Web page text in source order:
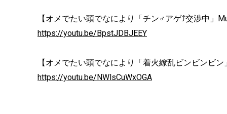
【オメでたい頭でなにより「チン♂アゲ⤴交渉中」
https://youtu.be/BpstJDBJEEY
【オメでたい頭でなにより「着火繚乱ビンビンビン
https://youtu.be/NWlsCuWxOGA